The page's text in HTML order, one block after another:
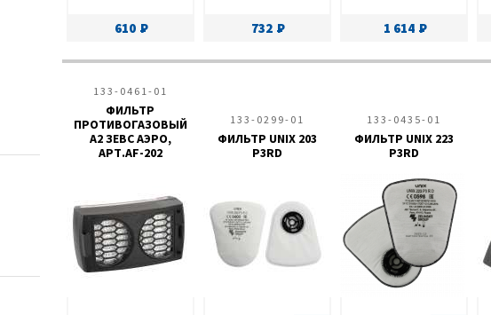
610 732 1 614
133-0461-01
ФИЛЬТР
ПРОТИВОГАЗОВЫЙ
А2 ЗЕВС АЭРО,
АРТ.AF-202
133-0299-01
ФИЛЬТР UNIX 203
P3RD
133-0435-01
ФИЛЬТР UNIX 223
P3RD